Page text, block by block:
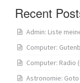
Recent
Admin: Liste
Computer:
Computer: Radio
Astronomie: Goto